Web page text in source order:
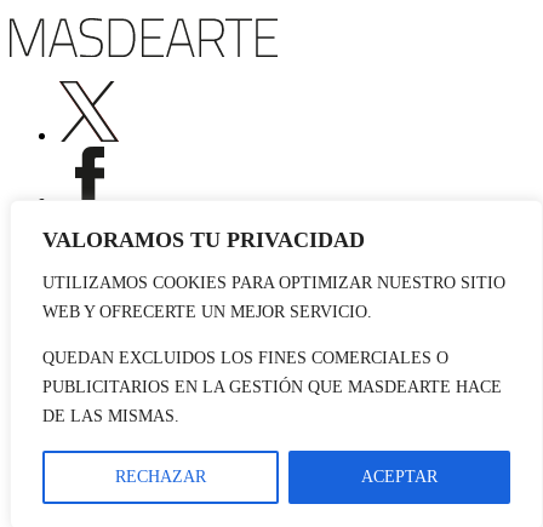
VALORAMOS TU PRIVACIDAD
UTILIZAMOS COOKIES PARA OPTIMIZAR NUESTRO SITIO
WEB Y OFRECERTE UN MEJOR SERVICIO.
QUEDAN EXCLUIDOS LOS FINES COMERCIALES O
PUBLICITARIOS EN LA GESTIÓN QUE MASDEARTE HACE
DE LAS MISMAS.
RECHAZAR ACEPTAR
Publicidad
Contacto
© 2026 masdearte. Información de exposiciones, museos y artistas
Política de cookies
Política de Privacidad
Datos sociales